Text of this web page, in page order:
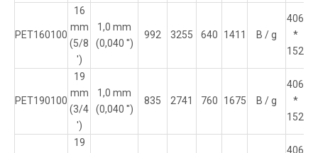
PET160100
16
mm
(5/8
')
1,0 mm
(0,040 '')
992 3255 640 1411 B / g
406
*
152
PET190100
19
mm
(3/4
')
1,0 mm
(0,040 '')
835 2741 760 1675 B / g
406
*
152
19
406